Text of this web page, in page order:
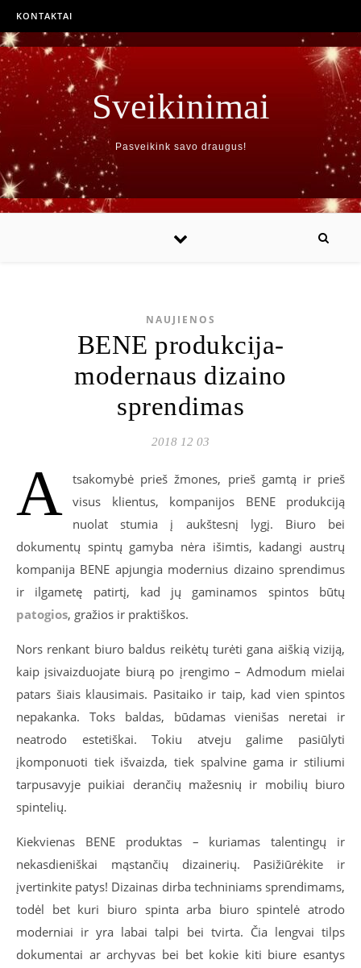
KONTAKTAI
Sveikinimai
Pasveikink savo draugus!
NAUJIENOS
BENE produkcija-
modernaus dizaino
sprendimas
2018 12 03
A tsakomybė prieš žmones, prieš gamtą ir prieš
visus klientus, kompanijos BENE produkciją
nuolat stumia į aukštesnį lygį. Biuro bei
dokumentų spintų gamyba nėra išimtis, kadangi austrų
kompanija BENE apjungia modernius dizaino sprendimus
ir ilgametę patirtį, kad jų gaminamos spintos būtų
patogios, gražios ir praktiškos.
Nors renkant biuro baldus reikėtų turėti gana aiškią viziją,
kaip įsivaizduojate biurą po įrengimo – Admodum mielai
patars šiais klausimais. Pasitaiko ir taip, kad vien spintos
nepakanka. Toks baldas, būdamas vienišas neretai ir
neatrodo estetiškai. Tokiu atveju galime pasiūlyti
įkomponuoti tiek išvaizda, tiek spalvine gama ir stiliumi
tarpusavyje puikiai derančių mažesnių ir mobilių biuro
spintelių.
Kiekvienas BENE produktas – kuriamas talentingų ir
nekasdieniškai mąstančių dizainerių. Pasižiūrėkite ir
įvertinkite patys! Dizainas dirba techniniams sprendimams,
todėl bet kuri biuro spinta arba biuro spintelė atrodo
moderniai ir yra labai talpi bei tvirta. Čia lengvai tilps
dokumentai ar archyvas bei bet kokie kiti biure esantys